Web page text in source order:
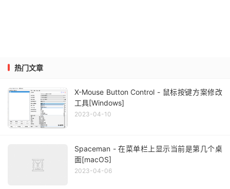
热门文章
X-Mouse Button Control - 鼠标按键方案修改
工具[Windows]
2023-04-10
Spaceman - 在菜单栏上显示当前是第几个桌
面[macOS]
2023-04-06